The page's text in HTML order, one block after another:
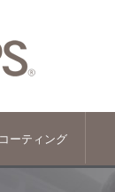
ーティング